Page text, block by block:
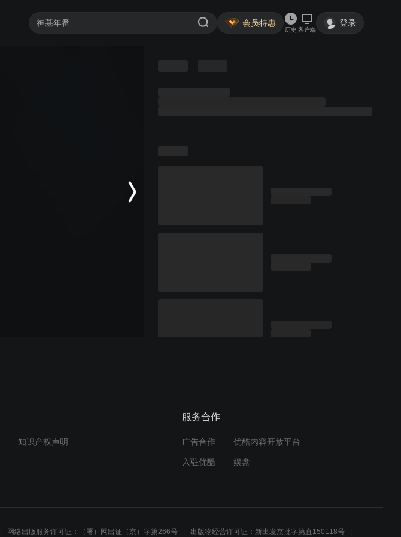
会员特惠
历史 客户端
登录
知识产权声明
服务合作
广告合作 优酷内容开放平台
入驻优酷 娱盘
网络出版服务许可证：（署）网出证（京）字第266号 出版物经营许可证：新出发京批字第直150118号